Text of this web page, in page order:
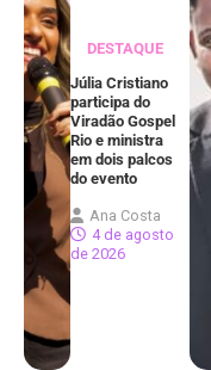
DESTAQUE
Júlia Cristiano
participa do
Viradão Gospel
Rio e ministra
em dois palcos
do evento
Ana Costa
4 de agosto
de 2026